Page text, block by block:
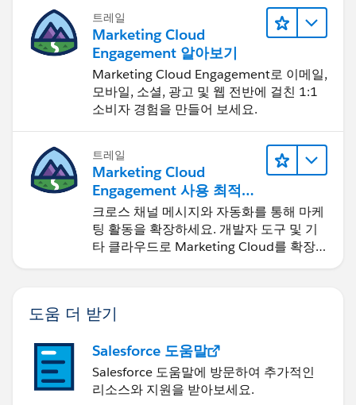
트레일
Marketing Cloud
Engagement 알아보기
Marketing Cloud Engagement로 이메일,
모바일, 소셜, 광고 및 웹 전반에 걸친 1:1
소비자 경험을 만들어 보세요.
트레일
Marketing Cloud
Engagement 사용 최적화
및 확장
크로스 채널 메시지와 자동화를 통해 마케
팅 활동을 확장하세요. 개발자 도구 및 기
타 클라우드로 Marketing Cloud를 확장
도움 더 받기
Salesforce 도움말
Salesforce 도움말에 방문하여 추가적인
리소스와 지원을 받아보세요.